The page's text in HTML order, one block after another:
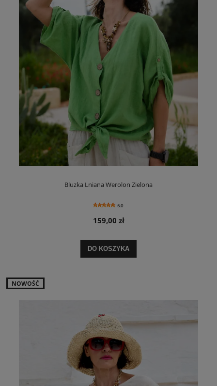
Bluzka Lniana Werolon Zielona
5.0
159,00 zł
DO KOSZYKA
NOWOŚĆ